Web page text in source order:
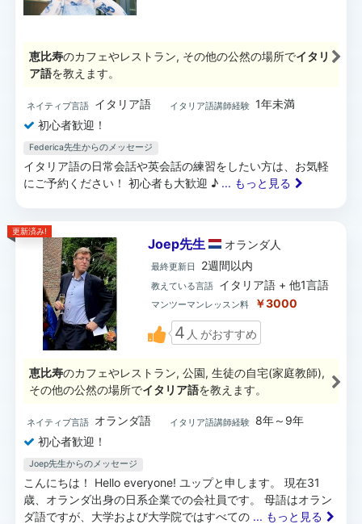
恵比寿のカフェやレストラン, その他の公然の場所でイタリ
ア語を教えます。
ネイティブ言語 イタリア語 イタリア語講師経験 1年未満
初心者歓迎！
Federica先生からのメッセージ
イタリア語の日常会話や英会話の練習をしたい方は、お気軽
にご予約ください！ 初心者も大歓迎 ♪ ... もっと見る
更新済み!
Joep先生 オランダ人
最終更新日 2週間以内
教えている言語 イタリア語 + 他1言語
マンツーマンレッスン料 ￥3000
4 人 がおすすめ
恵比寿のカフェやレストラン, 公園, 生徒の自宅(家庭教師),
その他の公然の場所でイタリア語を教えます。
ネイティブ言語 オランダ語 イタリア語講師経験
8年～9年
初心者歓迎！
Joep先生からのメッセージ
こんにちは！ Hello everyone! ユップと申します。 現在31
歳、オランダ出身の日系企業での会社員です。 母語はオラン
ダ語ですが、大学および大学院ではすべての ... もっと見る